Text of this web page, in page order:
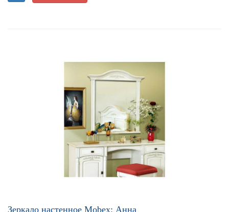
Зеркало настенное Mobex: Анна